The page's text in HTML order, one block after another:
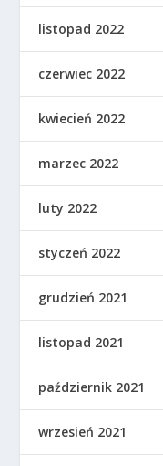
listopad 2022
czerwiec 2022
kwiecień 2022
marzec 2022
luty 2022
styczeń 2022
grudzień 2021
listopad 2021
październik 2021
wrzesień 2021